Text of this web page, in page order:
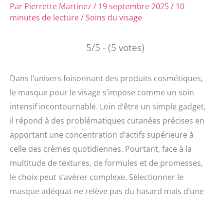
Par Pierrette Martinez / 19 septembre 2025/ 10
minutes de lecture/Soins du visage
5/5 - (5 votes)
Dans l’univers foisonnant des produits cosmétiques,
le masque pour le visage s’impose comme un soin
intensif incontournable. Loin d’être un simple gadget,
il répond à des problématiques cutanées précises en
apportant une concentration d’actifs supérieure à
celle des crèmes quotidiennes. Pourtant, face à la
multitude de textures, de formules et de promesses,
le choix peut s’avérer complexe. Sélectionner le
masque adéquat ne relève pas du hasard mais d’une